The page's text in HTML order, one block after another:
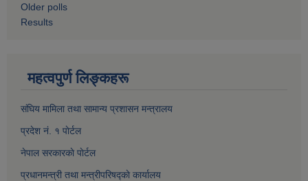
Older polls
Results
महत्वपुर्ण लिङ्कहरू
संघिय मामिला तथा सामान्य प्रशासन मन्त्रालय
प्रदेश नं. १ पाेर्टल
नेपाल सरकारकाे पाेर्टल
प्रधानमन्त्री तथा मन्त्रीपरिषद्काे कार्यालय